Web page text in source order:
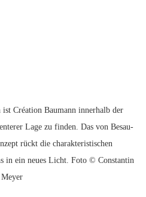
Création Baumann innerhalb der
Lage zu finden. Das von Besau-
rückt die charakteristischen
in ein neues Licht. Foto © Constantin
Meyer